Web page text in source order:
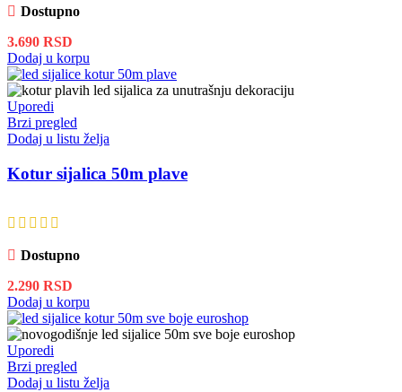
Dostupno
3.690 RSD
Dodaj u korpu
Uporedi
Brzi pregled
Dodaj u listu želja
Kotur sijalica 50m plave
Dostupno
2.290 RSD
Dodaj u korpu
Uporedi
Brzi pregled
Dodaj u listu želja